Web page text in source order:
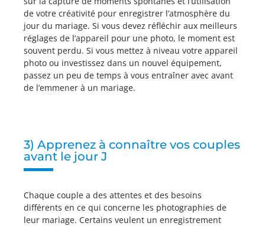
de votre créativité pour enregistrer l’atmosphère du
jour du mariage. Si vous devez réfléchir aux meilleurs
réglages de l’appareil pour une photo, le moment est
souvent perdu. Si vous mettez à niveau votre appareil
photo ou investissez dans un nouvel équipement,
passez un peu de temps à vous entraîner avec avant
de l’emmener à un mariage.
3) Apprenez à connaître vos couples
avant le jour J
Chaque couple a des attentes et des besoins
différents en ce qui concerne les photographies de
leur mariage. Certains veulent un enregistrement